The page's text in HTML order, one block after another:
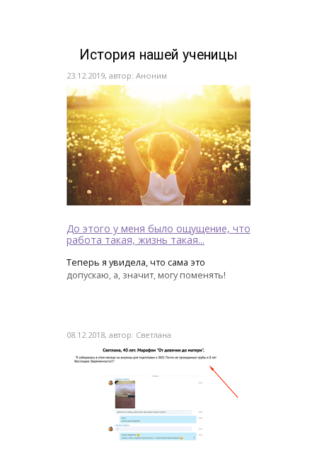
История нашей ученицы
23.12.2019, автор: Аноним
До этого у меня было ощущение, что
работа такая, жизнь такая...
Теперь я увидела, что сама это
допускаю, а, значит, могу поменять!
08.12.2018, автор: Светлана